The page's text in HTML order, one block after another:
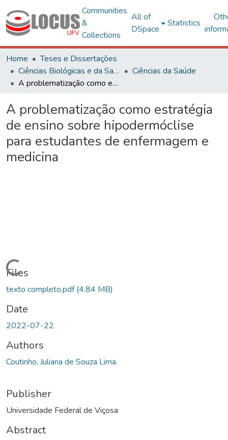
Communities
&
Collections
All of
DSpace
Statistics
Home
Teses e Dissertações
Ciências Biológicas e da Saúde
Ciências da Saúde
A problematização como estratégia de ensino sobre hipodermóclise para estudantes de enfermagem e medicina
A problematização como estratégia
de ensino sobre hipodermóclise
para estudantes de enfermagem e
medicina
Files
texto completo.pdf(4.84 MB)
Date
2022-07-22
Authors
Coutinho, Juliana de Souza Lima
Publisher
Universidade Federal de Viçosa
Abstract